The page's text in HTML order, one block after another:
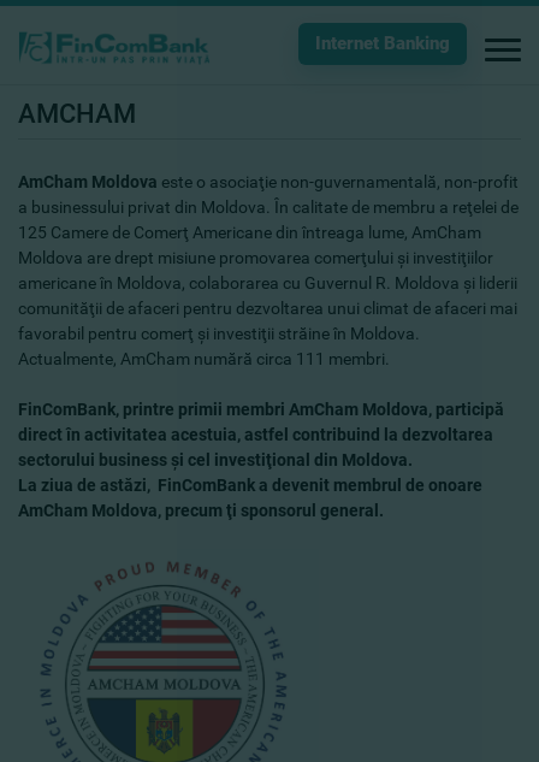
Internet Banking
AMCHAM
AmCham Moldova este o asociaţie non-guvernamentală, non-profit
a businessului privat din Moldova. În calitate de membru a reţelei de
125 Camere de Comerţ Americane din întreaga lume, AmCham
Moldova are drept misiune promovarea comerţului şi investiţiilor
americane în Moldova, colaborarea cu Guvernul R. Moldova şi liderii
comunităţii de afaceri pentru dezvoltarea unui climat de afaceri mai
favorabil pentru comerţ şi investiţii străine în Moldova.
Actualmente, AmCham numără circa 111 membri.
FinComBank, printre primii membri AmCham Moldova, participă
direct în activitatea acestuia, astfel contribuind la dezvoltarea
sectorului business şi cel investiţional din Moldova.
La ziua de astăzi, FinComBank a devenit membrul de onoare
AmCham Moldova, precum ţi sponsorul general.